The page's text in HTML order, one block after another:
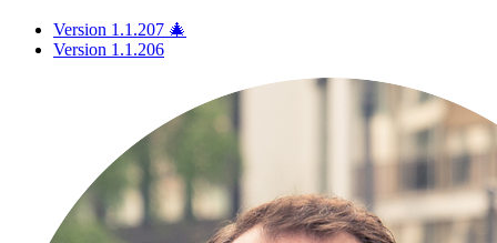
Version 1.1.207 🎄
Version 1.1.206